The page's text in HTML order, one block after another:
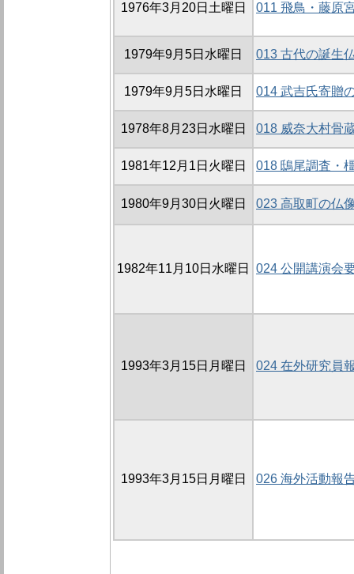
1976年3月20日土曜日 011 飛鳥・藤原
1979年9月5日水曜日 013 古代の誕生
1979年9月5日水曜日 014 武吉氏寄贈
1978年8月23日水曜日 018 威奈大村骨
1981年12月1日火曜日 018 鴟尾調査・
1980年9月30日火曜日 023 高取町の仏
1982年11月10日水曜日 024 公開講演会
1993年3月15日月曜日 024 在外研究員
1993年3月15日月曜日 026 海外活動報